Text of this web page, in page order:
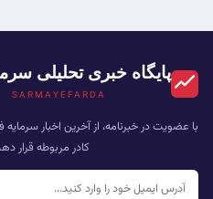
پایگاه خبری تحلیلی
SARMAYEFARDA
با عضویت در خبرنامه، از آخرین اخبار
کادر مربوطه قرار